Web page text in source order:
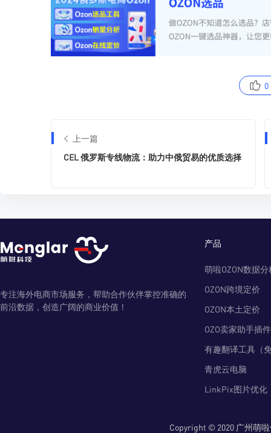
0
上一篇
CEL 俄罗斯专线物流：助力中俄贸易的优质选择
专注海外电商市场服务，帮助合作伙伴掌控准确的
前沿数据，创造广阔的商业价值！
产品
萌啦OZON数据分
OZON跨境定价
OZON本土定价
OZO卖家助手插件
有趣翻译工具（
青虎云电脑
LinkPix图片优化
Copyright © 2020 广州萌